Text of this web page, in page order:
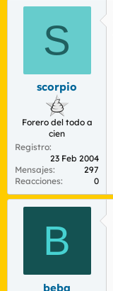
S
scorpio
Forero del todo a
cien
Registro
23 Feb 2004
Mensajes
297
Reacciones
0
B
beba